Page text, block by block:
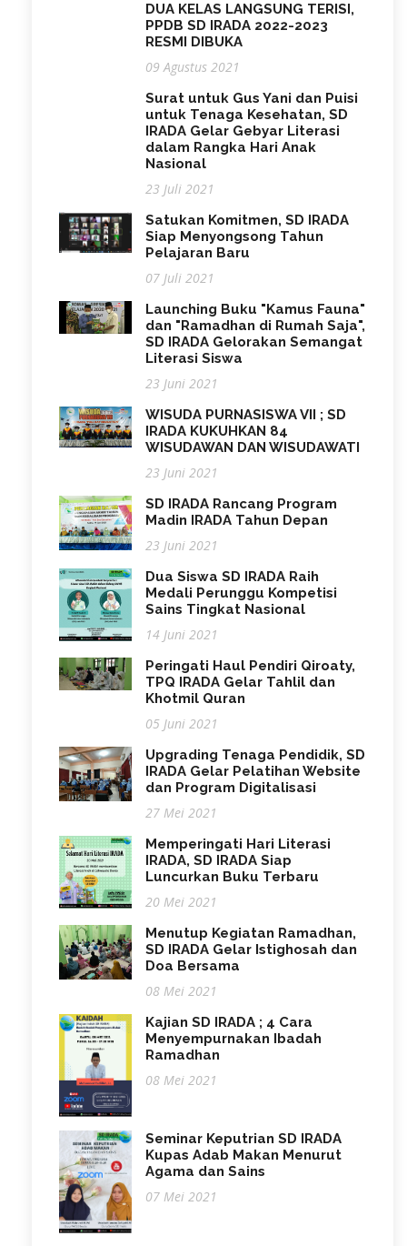
DUA KELAS LANGSUNG TERISI,
PPDB SD IRADA 2022-2023
RESMI DIBUKA
09 Agustus 2021
Surat untuk Gus Yani dan Puisi
untuk Tenaga Kesehatan, SD
IRADA Gelar Gebyar Literasi
dalam Rangka Hari Anak
Nasional
23 Juli 2021
Satukan Komitmen, SD IRADA
Siap Menyongsong Tahun
Pelajaran Baru
07 Juli 2021
Launching Buku "Kamus Fauna"
dan "Ramadhan di Rumah Saja",
SD IRADA Gelorakan Semangat
Literasi Siswa
23 Juni 2021
WISUDA PURNASISWA VII ; SD
IRADA KUKUHKAN 84
WISUDAWAN DAN WISUDAWATI
23 Juni 2021
SD IRADA Rancang Program
Madin IRADA Tahun Depan
23 Juni 2021
Dua Siswa SD IRADA Raih
Medali Perunggu Kompetisi
Sains Tingkat Nasional
14 Juni 2021
Peringati Haul Pendiri Qiroaty,
TPQ IRADA Gelar Tahlil dan
Khotmil Quran
05 Juni 2021
Upgrading Tenaga Pendidik, SD
IRADA Gelar Pelatihan Website
dan Program Digitalisasi
27 Mei 2021
Memperingati Hari Literasi
IRADA, SD IRADA Siap
Luncurkan Buku Terbaru
20 Mei 2021
Menutup Kegiatan Ramadhan,
SD IRADA Gelar Istighosah dan
Doa Bersama
08 Mei 2021
Kajian SD IRADA ; 4 Cara
Menyempurnakan Ibadah
Ramadhan
08 Mei 2021
Seminar Keputrian SD IRADA
Kupas Adab Makan Menurut
Agama dan Sains
07 Mei 2021